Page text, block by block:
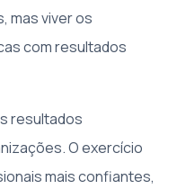
mas viver os
com resultados
resultados
O exercício
mais confiantes,